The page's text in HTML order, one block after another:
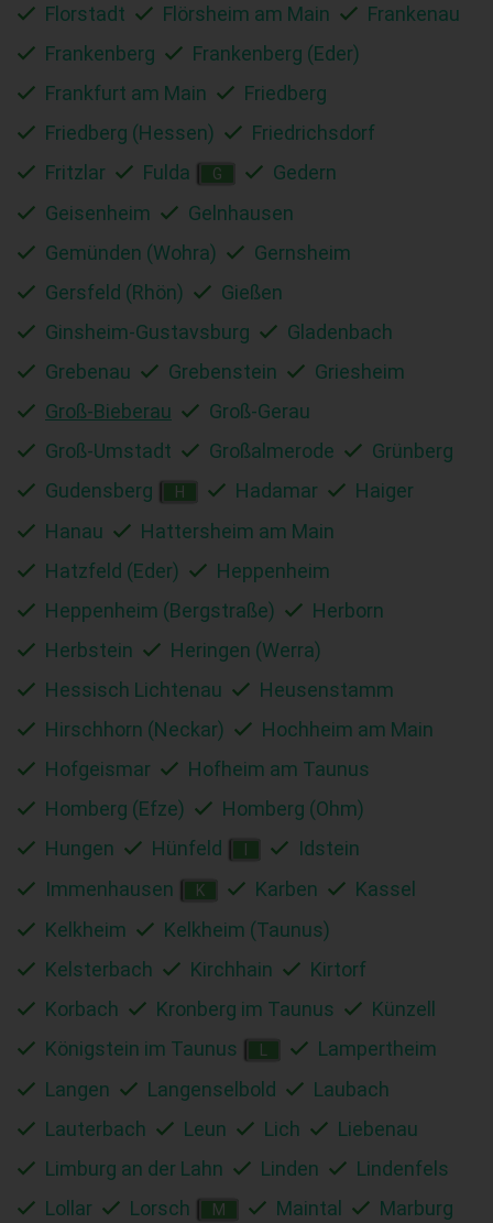
Florstadt
Flörsheim am Main
Frankenau
Frankenberg
Frankenberg (Eder)
Frankfurt am Main
Friedberg
Friedberg (Hessen)
Friedrichsdorf
Fritzlar
Fulda G
Gedern
Geisenheim
Gelnhausen
Gemünden (Wohra)
Gernsheim
Gersfeld (Rhön)
Gießen
Ginsheim-Gustavsburg
Gladenbach
Grebenau
Grebenstein
Griesheim
Groß-Bieberau
Groß-Gerau
Groß-Umstadt
Großalmerode
Grünberg
Gudensberg
H Hadamar
Haiger
Hanau
Hattersheim am Main
Hatzfeld (Eder)
Heppenheim
Heppenheim (Bergstraße)
Herborn
Herbstein
Heringen (Werra)
Hessisch Lichtenau
Heusenstamm
Hirschhorn (Neckar)
Hochheim am Main
Hofgeismar
Hofheim am Taunus
Homberg (Efze)
Homberg (Ohm)
Hungen
Hünfeld
Idstein
Immenhausen
K Karben
Kassel
Kelkheim
Kelkheim (Taunus)
Kelsterbach
Kirchhain
Kirtorf
Korbach
Kronberg im Taunus
Künzell
Königstein im Taunus
Lampertheim
Langen
Langenselbold
Laubach
Lauterbach
Leun Lich
Liebenau
Limburg an der Lahn
Linden
Lindenfels
Lollar
Lorsch M Maintal Marburg